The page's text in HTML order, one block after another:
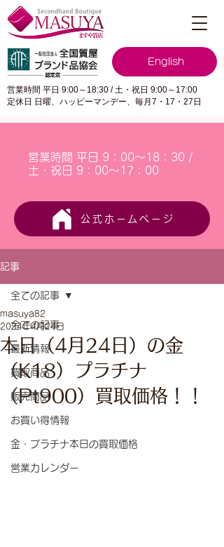
English
営業時間 平日 9:00～18:30 / 土・祝日 9:00～17:00
定休日 日曜、ハッピーマンデー、毎月7・17・27日
営業時間 平日 9：00～18：30 /
土・祝日 9：00～17：00
公式ホームページ
記事
全ての記事
最新情報
買取商品
販売商品
お買い得情報
金・プラチナ本日の買取価格
営業カレンダー
全ての記事
本日（4月24日）の金
（K18）プラチナ
（Pt900）買取価格！！
masuya82
2024年4月24日